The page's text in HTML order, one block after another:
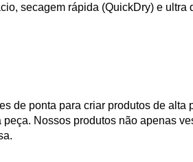
secagem rápida (QuickDry) e ultra
de ponta para criar produtos de alta
Nossos produtos não apenas